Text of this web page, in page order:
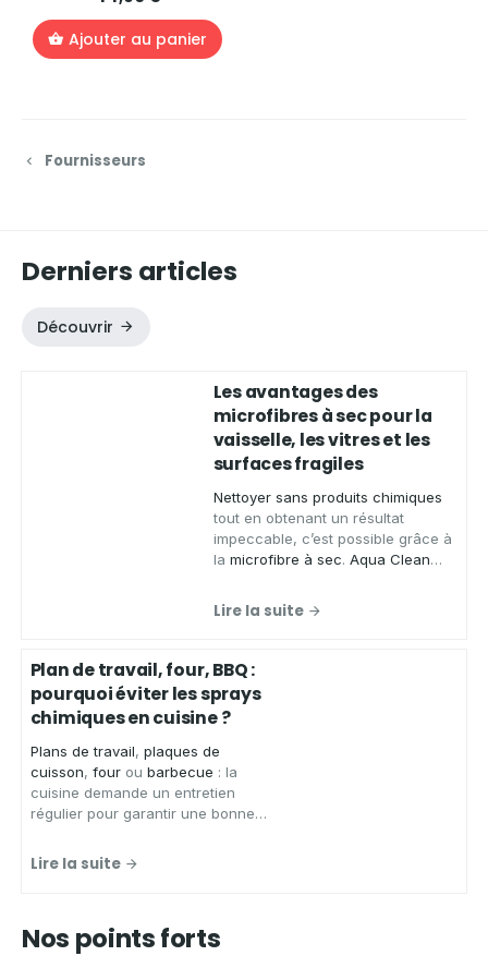
Ajouter au panier
Fournisseurs
Derniers articles
Découvrir
Les avantages des
microfibres à sec pour la
vaisselle, les vitres et les
surfaces fragiles
Nettoyer sans produits chimiques
tout en obtenant un résultat
impeccable, c’est possible grâce à
la microfibre à sec. Aqua Clean
zéro déchet, vous présente ses
chiffons microfibres de qualité
etnettoyer
surfaces
Lire la suite
Plan de travail, four, BBQ :
pourquoi éviter les sprays
chimiques en cuisine ?
Plans de travail, plaques de
cuisson, fourou barbecue : la
cuisine demande un entretien
régulier pour garantir une bonne
spécialiste des solutions
d'entretien écologiques et zéro
écologiquepournettoyer votre
cuisineen toute sérénité.
Lire la suite
Nos points forts